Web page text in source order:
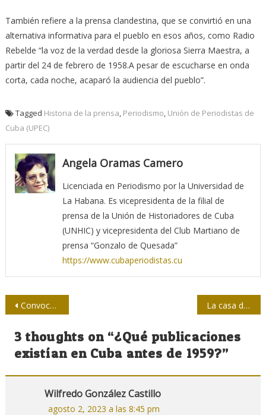
También refiere a la prensa clandestina, que se convirtió en una
alternativa informativa para el pueblo en esos años, como Radio
Rebelde “la voz de la verdad desde la gloriosa Sierra Maestra, a
partir del 24 de febrero de 1958.A pesar de escucharse en onda
corta, cada noche, acaparó la audiencia del pueblo”.
Tagged Historia de la prensa Periodismo Unión de Periodistas de
Cuba (UPEC)
Angela Oramas Camero
Licenciada en Periodismo por la Universidad de
La Habana. Es vicepresidenta de la filial de
prensa de la Unión de Historiadores de Cuba
(UNHIC) y vicepresidenta del Club Martiano de
prensa “Gonzalo de Quesada”
https://www.cubaperiodistas.cu
Navegación
de
entradas
Convocan al XIV Encuentro Nacional de la Crónica La casa de la prensa…también de ellos
3 thoughts on “¿Qué publicaciones
existían en Cuba antes de 1959?”
Wilfredo González Castillo
agosto 2, 2023 a las 8:45 pm